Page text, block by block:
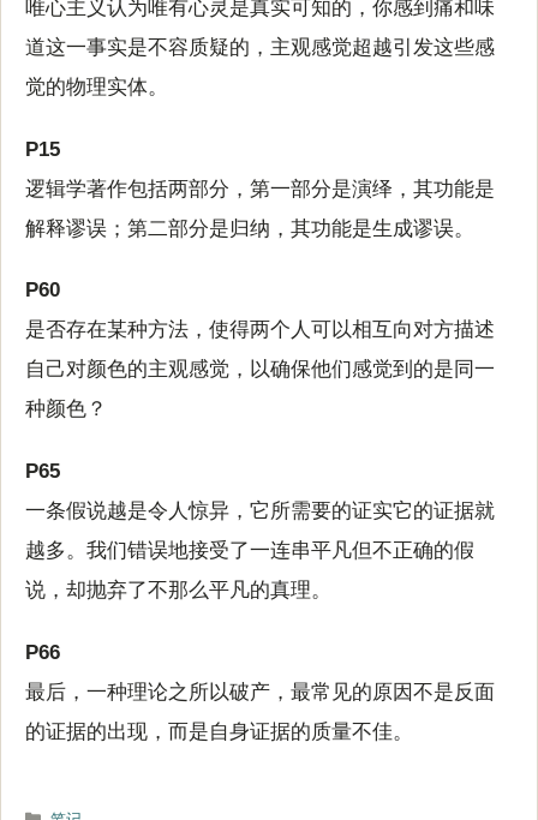
唯心主义认为唯有心灵是真实可知的，你感到痛和味
道这一事实是不容质疑的，主观感觉超越引发这些感
觉的物理实体。
P15
逻辑学著作包括两部分，第一部分是演绎，其功能是
解释谬误；第二部分是归纳，其功能是生成谬误。
P60
是否存在某种方法，使得两个人可以相互向对方描述
自己对颜色的主观感觉，以确保他们感觉到的是同一
种颜色？
P65
一条假说越是令人惊异，它所需要的证实它的证据就
越多。我们错误地接受了一连串平凡但不正确的假
说，却抛弃了不那么平凡的真理。
P66
最后，一种理论之所以破产，最常见的原因不是反面
的证据的出现，而是自身证据的质量不佳。
分